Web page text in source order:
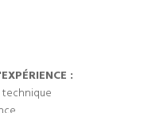
: